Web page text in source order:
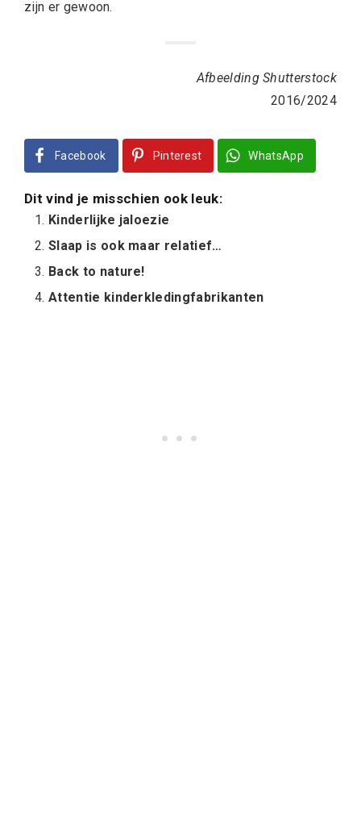
zijn er gewoon.
Afbeelding Shutterstock
2016/2024
Facebook Pinterest WhatsApp
Dit vind je misschien ook leuk:
Kinderlijke jaloezie
Slaap is ook maar relatief…
Back to nature!
Attentie kinderkledingfabrikanten